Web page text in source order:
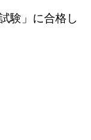
験」に合格し